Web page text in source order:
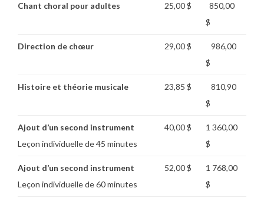
Chant choral pour adultes 25,00 $
850,00
$
Direction de chœur 29,00 $
986,00
$
Histoire et théorie musicale 23,85 $
810,90
$
Ajout d’un second instrument
Leçon individuelle de 45 minutes
40,00 $
1 360,00
$
Ajout d’un second instrument
Leçon individuelle de 60 minutes
52,00 $
1 768,00
$